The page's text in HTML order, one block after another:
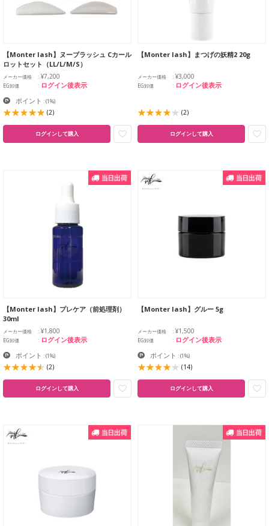
【Monter lash】ヌーブラッシュ Cカール
ロットセット（LL/L/M/S）
メーカー価格 ¥7,200
EG卸価 ログイン後表示
ポイント :(1%)
(2)
ログインして購入
【Monter lash】まつげの妖精2 20g
メーカー価格 ¥3,000
EG卸価 ログイン後表示
(2)
ログインして購入
【Monter lash】プレケア（前処理剤）
30ml
メーカー価格 ¥1,800
EG卸価 ログイン後表示
ポイント :(1%)
(2)
ログインして購入
【Monter lash】グルー 5g
メーカー価格 ¥1,500
EG卸価 ログイン後表示
ポイント :(1%)
(14)
ログインして購入